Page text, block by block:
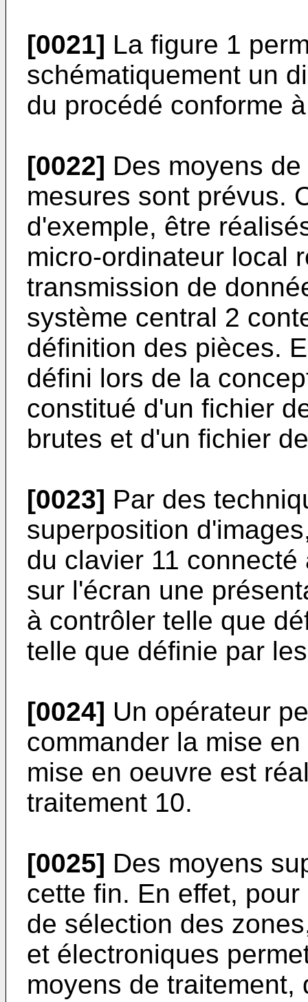
[0021] La figure 1
schématiquement un
du procédé conforme
[0022] Des moyens
mesures sont prévus.
d'exemple, être
micro-ordinateur local
transmission de
système central 2
définition des pièces.
défini lors de la
constitué d'un fichier
brutes et d'un fichier
[0023] Par des
superposition
du clavier 11
sur l'écran une
à contrôler telle que
telle que définie par
[0024] Un opérateur
commander la mise
mise en oeuvre est
traitement 10.
[0025] Des moyens
cette fin. En effet,
de sélection des
et électroniques
moyens de traitement,